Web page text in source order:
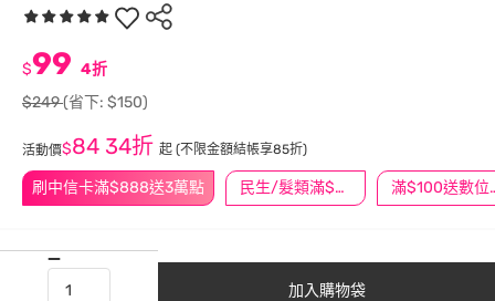
刷中信卡滿$888送3萬點 民生/髮類滿$388送舒潔冰巾 滿
$99 4折
$249(省下: $150)
活動價$84 34折 起 (不限金額結帳享85折)
加入購物袋